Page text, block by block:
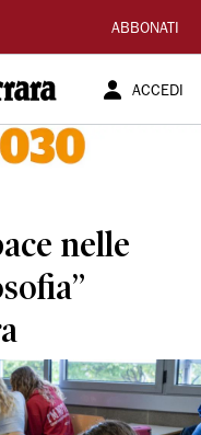
ABBONATI
ACCEDI
nelle